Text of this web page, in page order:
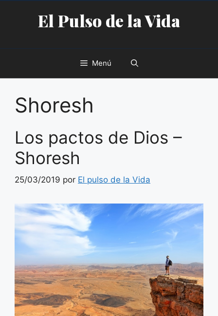
contenidoEl Pulso de la Vida
Menú
Shoresh
Los pactos de Dios –
Shoresh
25/03/2019 por El pulso de la Vida